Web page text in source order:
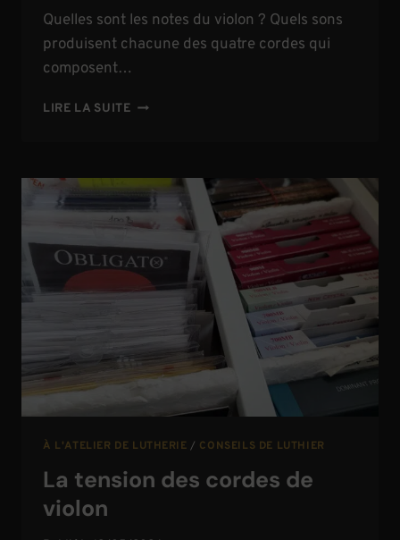
Quelles sont les notes du violon ? Quels sons
produisent chacune des quatre cordes qui
composent…
LIRE LA SUITELES
À L'ATELIER DE LUTHERIE / CONSEILS DE LUTHIER
La tension des cordes de
violon